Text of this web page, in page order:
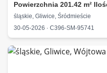
Powierzchnia 201.42 m²
śląskie, Gliwice, Śródmieście
30-05-2026 · C396-SM-95741